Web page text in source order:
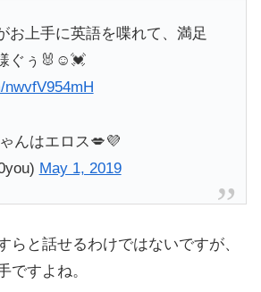
お上手に英語を喋れて、満足
ぐぅ🐰☺️💓
んはエロス💋💜
May 1, 2019
らと話せるわけではないですが、
ですよね。